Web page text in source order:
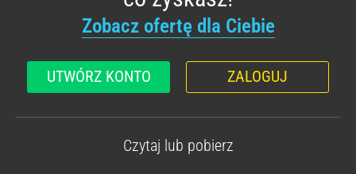
Zobacz ofertę dla Ciebie
UTWÓRZ KONTO ZALOGUJ
Czytaj lub pobierz